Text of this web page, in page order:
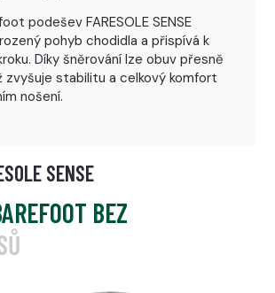
podešev FARESOLE SENSE
pohyb chodidla a přispívá k
Díky šněrování lze obuv přesně
zvyšuje stabilitu a celkový komfort
nošení.
SENSE
BEZ